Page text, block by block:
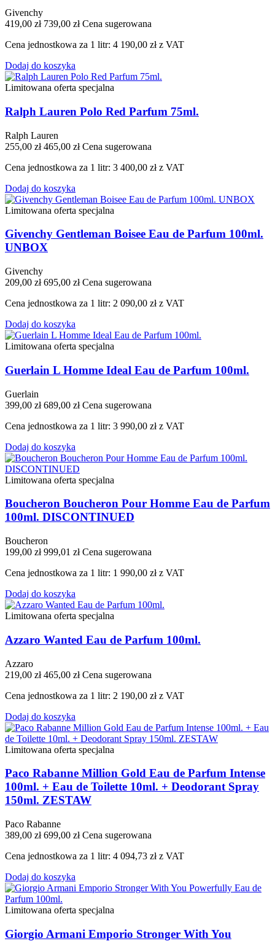
Givenchy
419,00 zł 739,00 zł Cena sugerowana
Cena jednostkowa za 1 litr: 4 190,00 zł z VAT
Dodaj do koszyka
Limitowana oferta specjalna
Ralph Lauren Polo Red Parfum 75ml.
Ralph Lauren
255,00 zł 465,00 zł Cena sugerowana
Cena jednostkowa za 1 litr: 3 400,00 zł z VAT
Dodaj do koszyka
Limitowana oferta specjalna
Givenchy Gentleman Boisee Eau de Parfum 100ml.
UNBOX
Givenchy
209,00 zł 695,00 zł Cena sugerowana
Cena jednostkowa za 1 litr: 2 090,00 zł z VAT
Dodaj do koszyka
Limitowana oferta specjalna
Guerlain L Homme Ideal Eau de Parfum 100ml.
Guerlain
399,00 zł 689,00 zł Cena sugerowana
Cena jednostkowa za 1 litr: 3 990,00 zł z VAT
Dodaj do koszyka
Limitowana oferta specjalna
Boucheron Boucheron Pour Homme Eau de Parfum
100ml. DISCONTINUED
Boucheron
199,00 zł 999,01 zł Cena sugerowana
Cena jednostkowa za 1 litr: 1 990,00 zł z VAT
Dodaj do koszyka
Limitowana oferta specjalna
Azzaro Wanted Eau de Parfum 100ml.
Azzaro
219,00 zł 465,00 zł Cena sugerowana
Cena jednostkowa za 1 litr: 2 190,00 zł z VAT
Dodaj do koszyka
Limitowana oferta specjalna
Paco Rabanne Million Gold Eau de Parfum Intense
100ml. + Eau de Toilette 10ml. + Deodorant Spray
150ml. ZESTAW
Paco Rabanne
389,00 zł 699,00 zł Cena sugerowana
Cena jednostkowa za 1 litr: 4 094,73 zł z VAT
Dodaj do koszyka
Limitowana oferta specjalna
Giorgio Armani Emporio Stronger With You